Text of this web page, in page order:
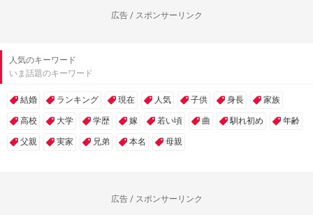
広告 / スポンサーリンク
人気のキーワード
いま話題のキーワード
結婚 ランキング 現在 人気 子供 身長 家族
高校 大学 学歴 嫁 若い頃 曲 馴れ初め 年齢
父親 実家 兄弟 本名 母親
広告 / スポンサーリンク